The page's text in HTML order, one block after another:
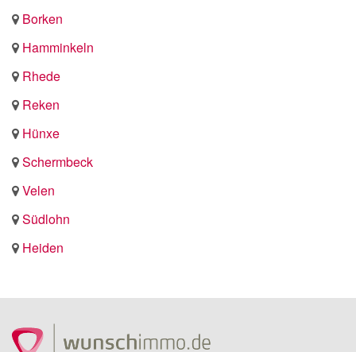
Borken
Hamminkeln
Rhede
Reken
Hünxe
Schermbeck
Velen
Südlohn
Heiden